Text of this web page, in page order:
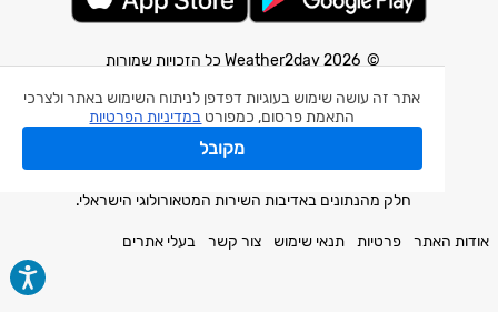
אתר זה עושה שימוש בעוגיות דפדפן לניתוח השימוש באתר ולצרכי
התאמת פרסום, כמפורט במדיניות הפרטיות
מקובל
© 2026 Weather2day כל הזכויות שמורות
אפליקצית מזג אוויר
אפליקצית רעידת אדמה
אפליקצית מכ"ם גשם
חלק מהנתונים באדיבות השירות המטאורולוגי הישראלי.
אודות האתר פרטיות תנאי שימוש צור קשר בעלי אתרים